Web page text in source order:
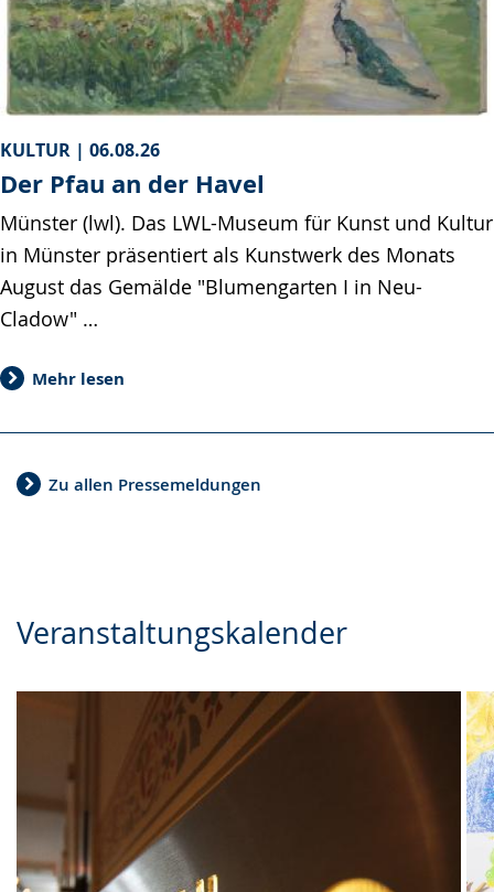
KULTUR | 06.08.26
Der Pfau an der Havel
Münster (lwl). Das LWL-Museum für Kunst und Kultur
in Münster präsentiert als Kunstwerk des Monats
August das Gemälde "Blumengarten I in Neu-
Cladow" …
Mehr lesen
Zu allen Pressemeldungen
Veranstaltungskalender